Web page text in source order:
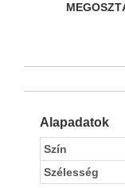
Alapadatok
Szín
Szélesség